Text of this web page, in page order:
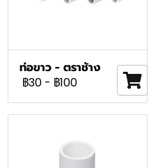
ท่อขาว - ตราช้าง
฿30 - ฿100